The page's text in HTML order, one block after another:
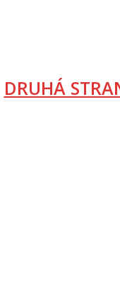
DRUHÁ